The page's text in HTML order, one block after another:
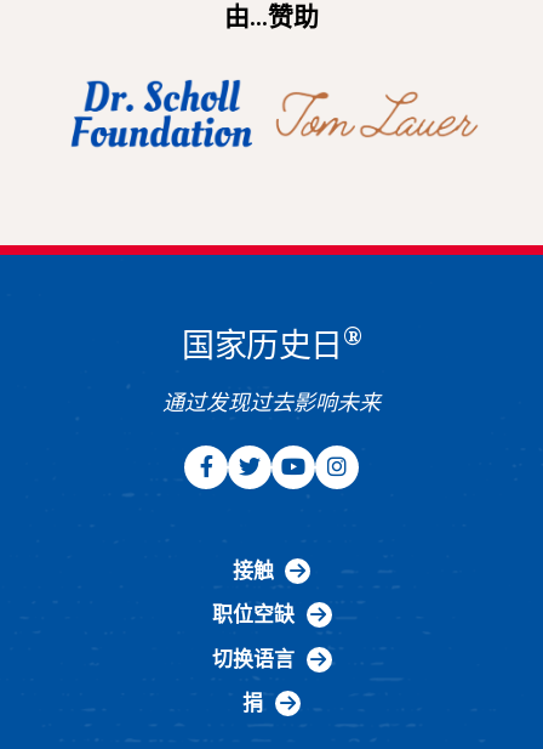
由...赞助
国家历史日 ®
通过发现过去影响未来
接触
职位空缺
切换语言
捐